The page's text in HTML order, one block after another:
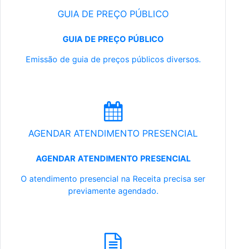
GUIA DE PREÇO PÚBLICO
GUIA DE PREÇO PÚBLICO
Emissão de guia de preços públicos diversos.
AGENDAR ATENDIMENTO PRESENCIAL
AGENDAR ATENDIMENTO PRESENCIAL
O atendimento presencial na Receita precisa ser
previamente agendado.